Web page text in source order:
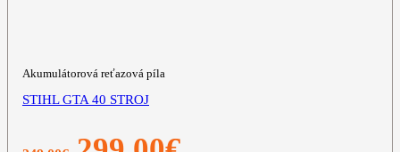
Akumulátorová reťazová píla
STIHL GTA 40 STROJ
Pôvodná